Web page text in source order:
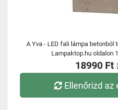
A Yva - LED fali lámpa betonból
Lampaktop.hu oldalon
18990 Ft
Ellenőrizd